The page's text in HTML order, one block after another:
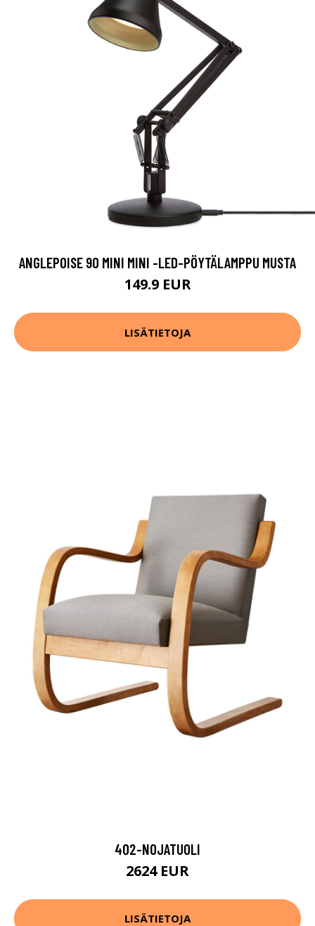
ANGLEPOISE 90 MINI MINI -LED-PÖYTÄLAMPPU MUSTA
149.9 EUR
LISÄTIETOJA
402-NOJATUOLI
2624 EUR
LISÄTIETOJA